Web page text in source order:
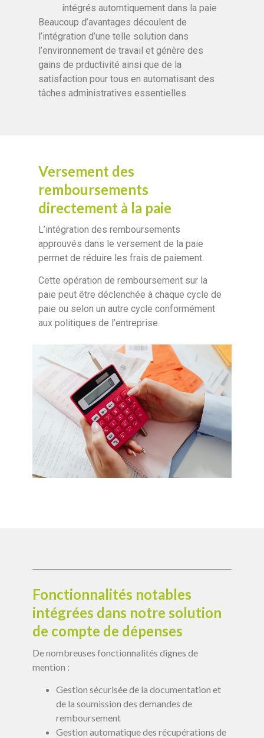
intégrés automtiquement dans la paie
Beaucoup d’avantages découlent de
l’intégration d’une telle solution dans
l’environnement de travail et génère des
gains de prductivité ainsi que de la
satisfaction pour tous en automatisant des
tâches administratives essentielles.
Versement des
remboursements
directement à la paie
L’intégration des remboursements
approuvés dans le versement de la paie
permet de réduire les frais de paiement.
Cette opération de remboursement sur la
paie peut être déclenchée à chaque cycle de
paie ou selon un autre cycle conformément
aux politiques de l’entreprise.
Fonctionnalités notables
intégrées dans notre solution
de compte de dépenses
De nombreuses fonctionnalités dignes de
mention :
Gestion sécurisée de la documentation et
de la soumission des demandes de
remboursement
Gestion automatique des récupérations de